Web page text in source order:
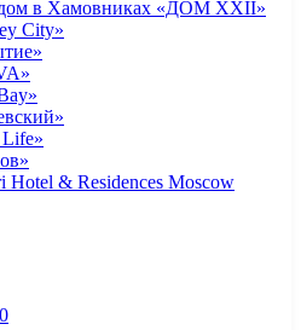
в Хамовниках «ДОМ XXII»
City»
& Residences Moscow
0